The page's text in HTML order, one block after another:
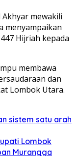
mewakili
menyampaikan
Hijriah kepada
membawa
dan
Lombok Utara.
sistem satu arah
Lombok
Murangga